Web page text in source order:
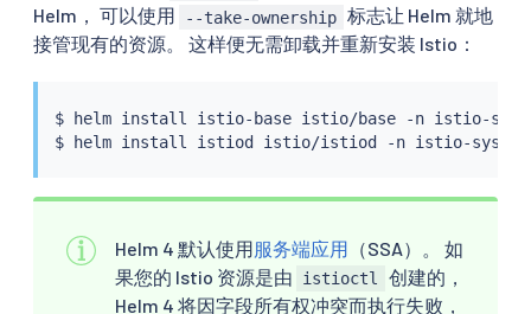
Helm， 可以使用
--take-ownership 标志让 Helm 就地
接管现有的资源。 这样便无需卸载并重新安装 Istio：
$ helm install
istio-base istio/base -n istio-
$
helm install
Helm 4 默认使用服务端应用 （SSA）。 如
果您的 Istio 资源是由
istioctl
创建的，
Helm 4 将因字段所有权冲突而执行失败，